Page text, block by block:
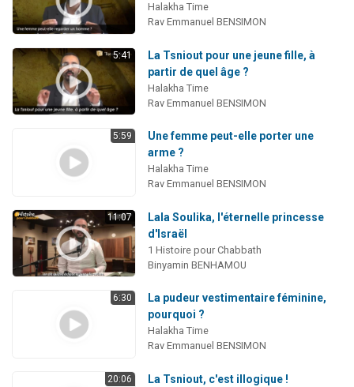
Halakha Time
Rav Emmanuel BENSIMON
5:41
La Tsniout pour une jeune fille, à
partir de quel âge ?
Halakha Time
Rav Emmanuel BENSIMON
5:59
Une femme peut-elle porter une
arme ?
Halakha Time
Rav Emmanuel BENSIMON
11:07
Lala Soulika, l'éternelle princesse
d'Israël
1 Histoire pour Chabbath
Binyamin BENHAMOU
6:30
La pudeur vestimentaire féminine,
pourquoi ?
Halakha Time
Rav Emmanuel BENSIMON
20:06 La Tsniout, c'est illogique !